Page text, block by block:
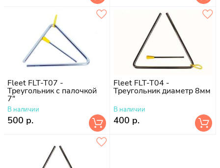
Fleet FLT-T07 -
Треугольник с палочкой
7"
В наличии
500 р.
Fleet FLT-T04 -
Треугольник диаметр 8мм
В наличии
400 р.